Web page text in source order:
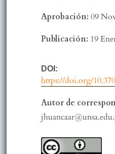
Aprobación: 09
Publicación: 19
DOI:
https://doi.org/
Autor de